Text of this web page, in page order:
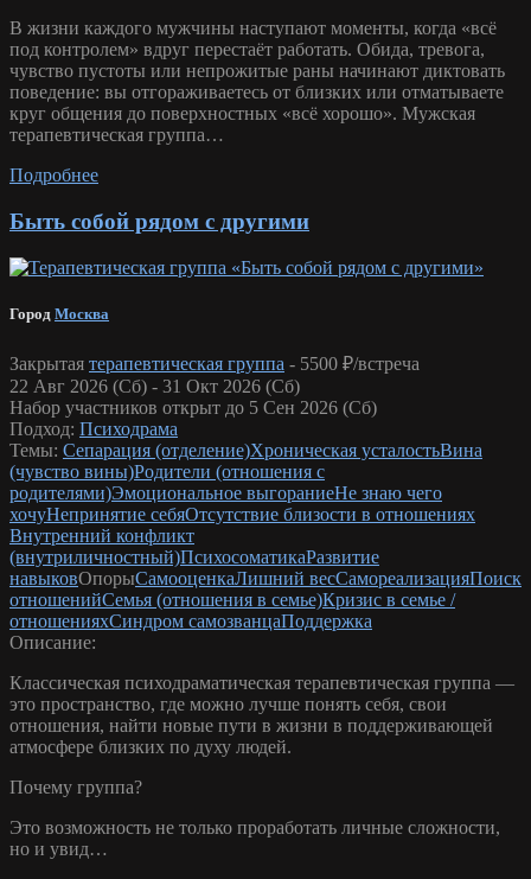
В жизни каждого мужчины наступают моменты, когда «всё
под контролем» вдруг перестаёт работать. Обида, тревога,
чувство пустоты или непрожитые раны начинают диктовать
поведение: вы отгораживаетесь от близких или отматываете
круг общения до поверхностных «всё хорошо». Мужская
терапевтическая группа…
Подробнее
Быть собой рядом с другими
Город Москва
Закрытая терапевтическая группа - 5500 ₽/встреча
22 Авг 2026 (Сб) - 31 Окт 2026 (Сб)
Набор участников открыт до 5 Сен 2026 (Сб)
Подход: Психодрама
Темы: Сепарация (отделение)Хроническая усталостьВина
(чувство вины)Родители (отношения с
родителями)Эмоциональное выгораниеНе знаю чего
хочуНепринятие себяОтсутствие близости в отношениях
Внутренний конфликт
(внутриличностный)ПсихосоматикаРазвитие
навыковОпорыСамооценкаЛишний весСамореализацияПоиск
отношенийСемья (отношения в семье)Кризис в семье /
отношенияхСиндром самозванцаПоддержка
Описание:
Классическая психодраматическая терапевтическая группа —
это пространство, где можно лучше понять себя, свои
отношения, найти новые пути в жизни в поддерживающей
атмосфере близких по духу людей.
Почему группа?
Это возможность не только проработать личные сложности,
но и увид…